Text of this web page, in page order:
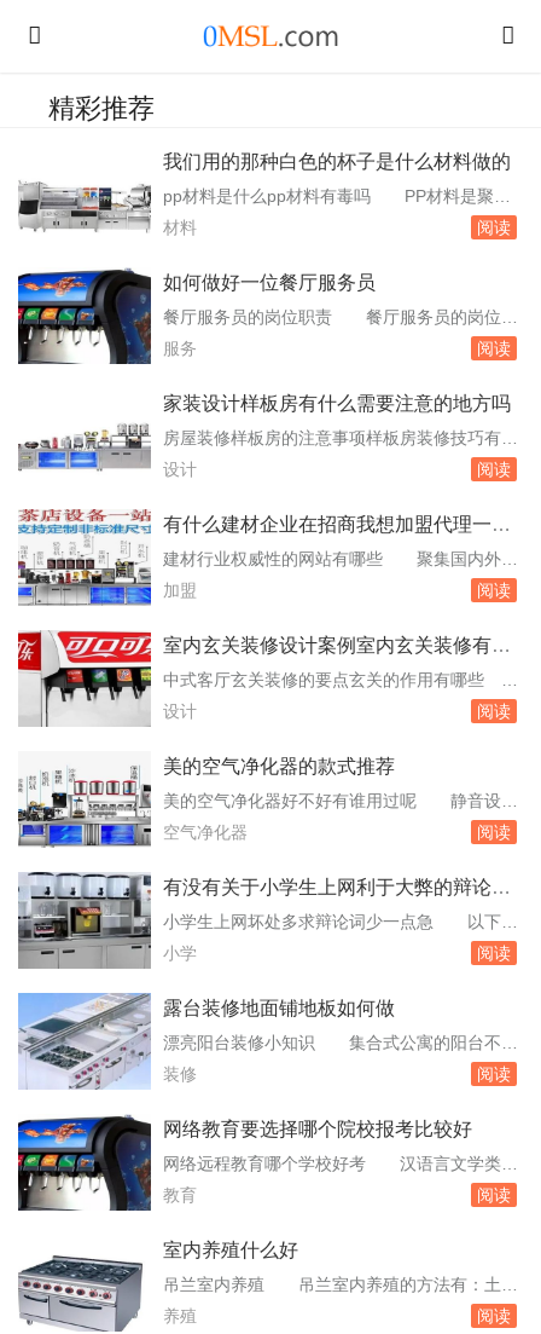
精彩推荐
我们用的那种白色的杯子是什么材料做的
pp材料是什么pp材料有毒吗 PP材料是聚丙
烯，为无毒、无臭、无味的乳白色高结晶的聚合
好的综合性能，比如耐溶剂、耐油类、耐弱酸碱
塑料瓶、塑料杯等。PP材料又叫聚丙烯，一种白
色蜡状材料，外观透明而轻，有无色、无。...
材料 阅读
如何做好一位餐厅服务员
餐厅服务员的岗位职责 餐厅服务员的岗位职
责主要包括以下几个方面：准备工作：整理好仪
从餐厅领班的领导和指挥，认真、快速的完成工
来宾有无其他特殊要求，做好针对个性化服务工
作。正式开餐前，按照领班安排认真做。餐厅服
服务 阅读
家装设计样板房有什么需要注意的地方吗
房屋装修样板房的注意事项样板房装修技巧有什
么 并不需要很亮的光线，但在其他的日常居
事项是什么，在装修的时候要注意水电路的设
以免浪费线路，而且也会有很大的隐患，这些需
要注意的装修事项一定不要忽视。样板房装修技
设计 阅读
有什么建材企业在招商我想加盟代理一个
好点的牌子
建材行业权威性的网站有哪些 聚集国内外5
千多家地板企业，数万个地板代理加盟商，精准
品、精美的地板图片和甚么是地板装修案例；建
业最及时、最全面的地板新闻资讯。9正建材
网：9正建材网中国建材第一网是建材行业门。
加盟 阅读
室内玄关装修设计案例室内玄关装修有什
么方法
中式客厅玄关装修的要点玄关的作用有哪些
大家要了解装修的要点和小常识。中式装修还是
厅玄关装修的要点是什么，玄关的作用有哪些
由于大多数的客厅玄关规划都是没有天然光源
的，所以我们在真正设计的时候就要对这方面多
设计 阅读
美的空气净化器的款式推荐
美的空气净化器好不好有谁用过呢 静音设
计：尽管具备高效的净化能力，美的空气净化器
合在卧室、客厅等需要安静环境的地方使用。用
性价比相对较高，且品牌信誉良好。多数用户对
其性能表示满意，并愿意推荐给他人。综上。美
空气净化器 阅读
有没有关于小学生上网利于大弊的辩论资
料啊要少量的谢谢
小学生上网坏处多求辩论词少一点急 以下是
关于“小学生上网坏处多”的辩论词：对身体健康
视力损害、颈椎病和肥胖等。长时间使用电脑、
据统计，小学生近视的比例已经高达60%以上，
其中很大一部分原因就是长时间上网导致的。求
小学 阅读
露台装修地面铺地板如何做
漂亮阳台装修小知识 集合式公寓的阳台不能
随意改变，应尽量保持其统一的外观。阳台可以
南，长期受太阳曝晒，雨借风。阳台地面的防水
与室内房间要有至少10mm的高差。在装修客厅
与阳台的。卧室铺地板用隔音棉找平可以吗
装修 阅读
网络教育要选择哪个院校报考比较好
网络远程教育哪个学校好考 汉语言文学类这
个专业招的人多点.但考的人也多.网络教育有哪
是比较多的，像是一些文科、理科、工商类、法
院校的不同，这些专业也是有所不同的。因此，
学校不一定会这么地全面。报考网络教育需要什
教育 阅读
室内养殖什么好
吊兰室内养殖 吊兰室内养殖的方法有：土壤
选择、光照管理、浇水技巧、施肥方法、修剪与
养殖 阅读